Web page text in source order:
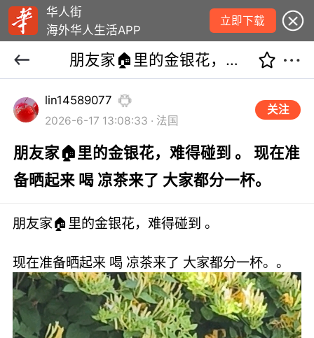
华人街
海外华人生活APP
立即下载
朋友家🏠里的金银花，难得碰到 。 现在准备晒起来 喝 凉茶来了 大家都分一杯。
lin14589077
2026-6-17 13:08:33 · 法国
关注
朋友家🏠里的金银花，难得碰到 。 现在准
备晒起来 喝 凉茶来了 大家都分一杯。
朋友家🏠里的金银花，难得碰到 。
现在准备晒起来 喝 凉茶来了 大家都分一杯。。